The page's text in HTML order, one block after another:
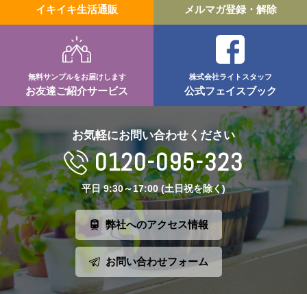
イキイキ生活通販 メルマガ登録・解除
無料サンプルをお届けします
お友達ご紹介サービス
株式会社ライトスタッフ
公式フェイスブック
お気軽にお問い合わせください
0120-095-323
平日 9:30～17:00 (土日祝を除く)
弊社へのアクセス情報
お問い合わせフォーム